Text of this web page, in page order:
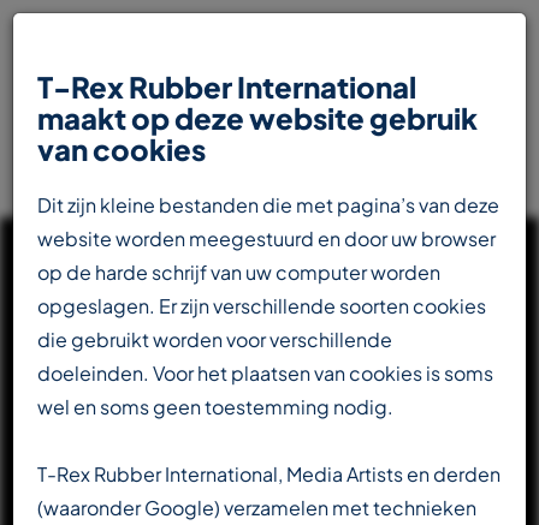
UW INTERNATIONALE
PARTNER IN DE
Totaalleverancier voor de transportbandenindustrie
T-Rex Rubber International
maakt op deze website gebruik
van cookies
Dit zijn kleine bestanden die met pagina’s van deze
website worden meegestuurd en door uw browser
op de harde schrijf van uw computer worden
opgeslagen. Er zijn verschillende soorten cookies
die gebruikt worden voor verschillende
doeleinden. Voor het plaatsen van cookies is soms
wel en soms geen toestemming nodig.
T-Rex Rubber International, Media Artists en derden
(waaronder Google) verzamelen met technieken